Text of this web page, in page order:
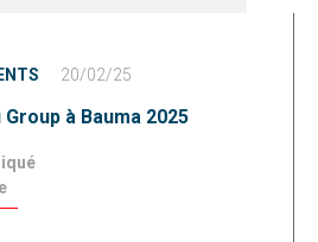
20/02/25
à Bauma 2025